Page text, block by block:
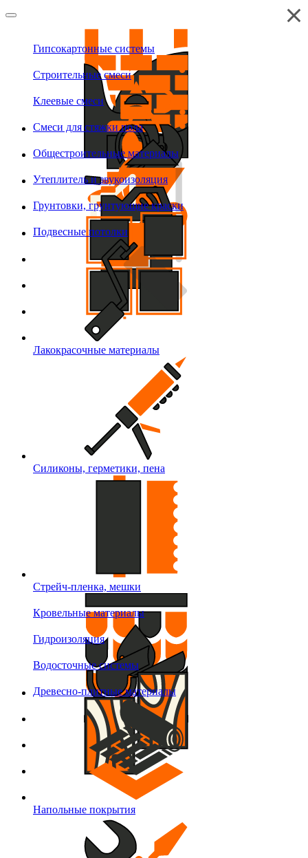
Гипсокартонные системы
Строительные смеси
Клеевые смеси
Смеси для стяжки пола
Общестроительные материалы
Утеплитель и звукоизоляция
Грунтовки, грунтующие краски
Подвесные потолки
Лакокрасочные материалы
Силиконы, герметики, пена
Стрейч-пленка, мешки
Кровельные материалы
Гидроизоляция
Водосточные системы
Древесно-плитные материалы
Напольные покрытия